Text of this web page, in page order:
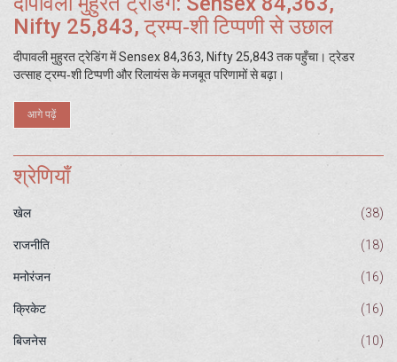
Nifty 25,843, ट्रम्प‑शी टिप्पणी से उछाल
दीपावली मुहुरत ट्रेडिंग में Sensex 84,363, Nifty 25,843 तक पहुँचा। ट्रेडर
उत्साह ट्रम्प‑शी टिप्पणी और रिलायंस के मजबूत परिणामों से बढ़ा।
आगे पढ़ें
श्रेणियाँ
खेल (38)
राजनीति (18)
मनोरंजन (16)
क्रिकेट (16)
बिजनेस (10)